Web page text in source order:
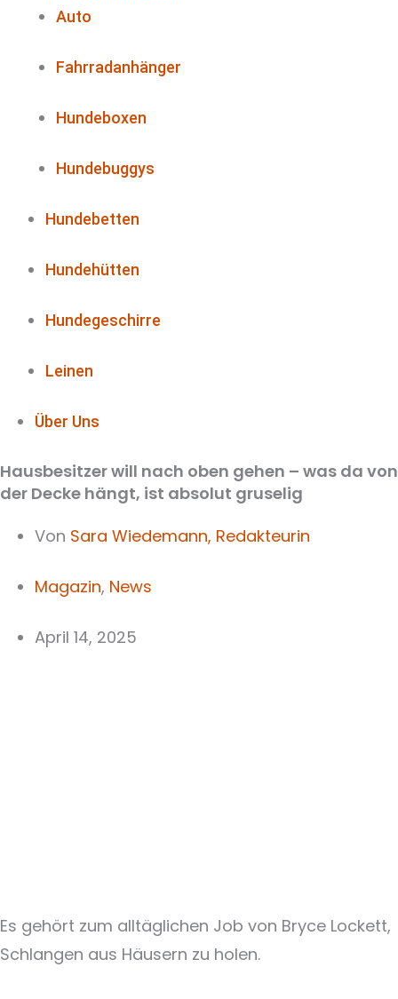
Auto
Fahrradanhänger
Hundeboxen
Hundebuggys
Hundebetten
Hundehütten
Hundegeschirre
Leinen
Über Uns
Hausbesitzer will nach oben gehen – was da von
der Decke hängt, ist absolut gruselig
Von Sara Wiedemann, Redakteurin
Magazin, News
April 14, 2025
Es gehört zum alltäglichen Job von Bryce Lockett,
Schlangen aus Häusern zu holen.